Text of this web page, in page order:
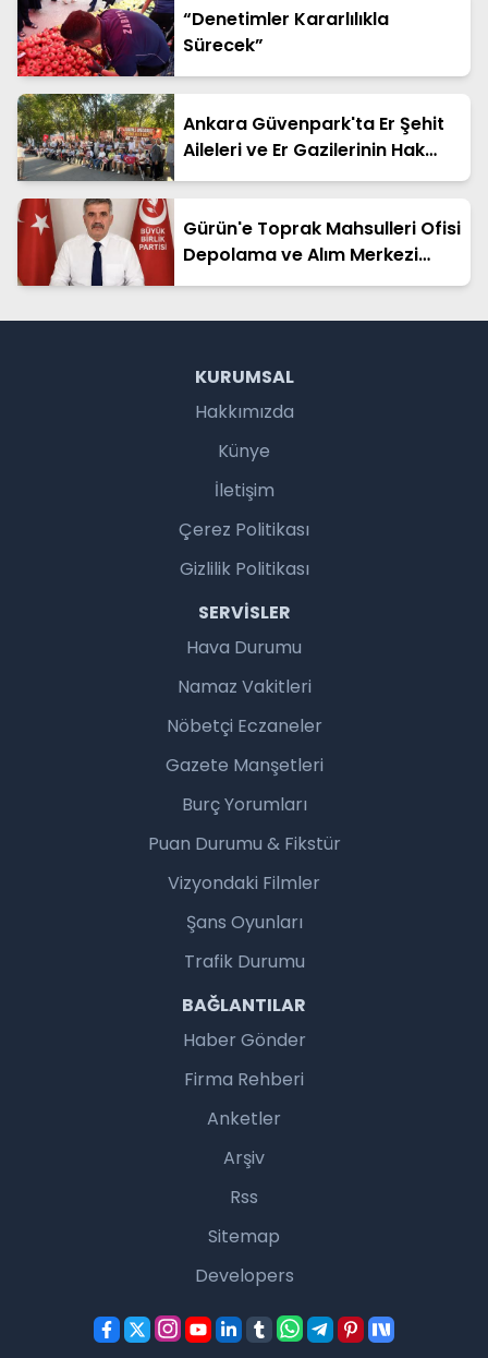
“Denetimler Kararlılıkla
Sürecek”
Ankara Güvenpark'ta Er Şehit
Aileleri ve Er Gazilerinin Hak
Arayışı Sürüyor
Gürün'e Toprak Mahsulleri Ofisi
Depolama ve Alım Merkezi
Kurulmalıdır
KURUMSAL
Hakkımızda
Künye
İletişim
Çerez Politikası
Gizlilik Politikası
SERVISLER
Hava Durumu
Namaz Vakitleri
Nöbetçi Eczaneler
Gazete Manşetleri
Burç Yorumları
Puan Durumu & Fikstür
Vizyondaki Filmler
Şans Oyunları
Trafik Durumu
BAĞLANTILAR
Haber Gönder
Firma Rehberi
Anketler
Arşiv
Rss
Sitemap
Developers